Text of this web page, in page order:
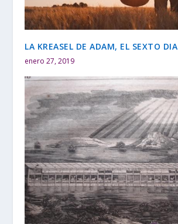
LA KREASEL DE ADAM, EL SEXTO DIA
enero 27, 2019